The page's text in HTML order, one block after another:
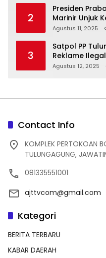
2
Presiden
Marinir Unjuk
Struktur Baru
Agustus 11, 2025
3
Satpol PP
Reklame
dan Indah
Agustus 12, 2025
Contact Info
KOMPLEK PERTOKOAN
TULUNGAGUNG,
081335551001
ajttvcom@gmail.com
Kategori
BERITA TERBARU
KABAR DAERAH